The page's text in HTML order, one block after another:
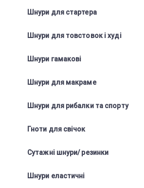
Шнури для стартера
Шнури для товстовок і худі
Шнури гамакові
Шнури для макраме
Шнури для рибалки та спорту
Гноти для свічок
Сутажні шнури/ резинки
Шнури еластичні